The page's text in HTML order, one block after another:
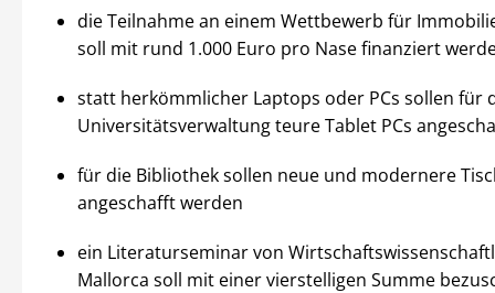
die Teilnahme an einem Wettbewerb für
soll mit rund 1.000 Euro pro Nase finanziert
statt herkömmlicher Laptops oder PCs sollen für
Universitätsverwaltung teure Tablet PCs
für die Bibliothek sollen neue und modernere
angeschafft werden
ein Literaturseminar von
Mallorca soll mit einer vierstelligen Summe